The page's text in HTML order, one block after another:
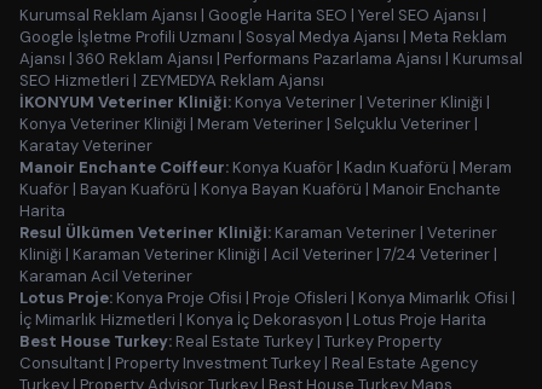
Kurumsal Reklam Ajansı | Google Harita SEO | Yerel SEO Ajansı |
Google İşletme Profili Uzmanı | Sosyal Medya Ajansı | Meta Reklam
Ajansı | 360 Reklam Ajansı | Performans Pazarlama Ajansı | Kurumsal
SEO Hizmetleri | ZEYMEDYA Reklam Ajansı
İKONYUM Veteriner Kliniği: Konya Veteriner | Veteriner Kliniği |
Konya Veteriner Kliniği | Meram Veteriner | Selçuklu Veteriner |
Karatay Veteriner
Manoir Enchante Coiffeur: Konya Kuaför | Kadın Kuaförü | Meram
Kuaför | Bayan Kuaförü | Konya Bayan Kuaförü | Manoir Enchante
Harita
Resul Ülkümen Veteriner Kliniği: Karaman Veteriner | Veteriner
Kliniği | Karaman Veteriner Kliniği | Acil Veteriner | 7/24 Veteriner |
Karaman Acil Veteriner
Lotus Proje: Konya Proje Ofisi | Proje Ofisleri | Konya Mimarlık Ofisi |
İç Mimarlık Hizmetleri | Konya İç Dekorasyon | Lotus Proje Harita
Best House Turkey: Real Estate Turkey | Turkey Property
Consultant | Property Investment Turkey | Real Estate Agency
Turkey | Property Advisor Turkey | Best House Turkey Maps